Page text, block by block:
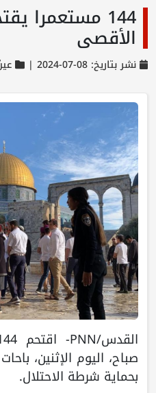
144 مستعمرا
الأقصى
نشر بتاريخ: 08-07-2024 |
القدس/PNN-
صباح، اليوم الإثنين،
بحماية شرطة الاحتلال.